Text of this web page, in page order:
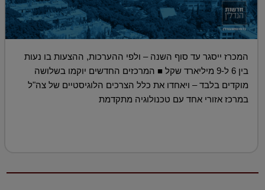
המכרז ייסגר עד סוף השנה – ולפי ההערכות, ההצעות בו נעות
בין 6 ל-9 מיליארד שקל ■ המרכזים החדשים יוקמו בשלושה
מוקדים בלבד – ויאחדו את כלל הצרכים הלוגיסטיים של צה"ל
במרכז אזורי אחד עם טכנולוגיה מתקדמת